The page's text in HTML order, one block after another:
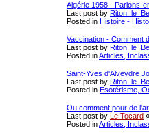
Algérie 1958 - Parlons-
Last post by
Posted in Histoire -
Vaccination - Comment
Last post by
Posted inArticles,
Saint-Yves d'Alveydre
Last post by
Posted in Esotérisme,
Ou comment pour de
Last post by
Le Tocard «
Posted inArticles,